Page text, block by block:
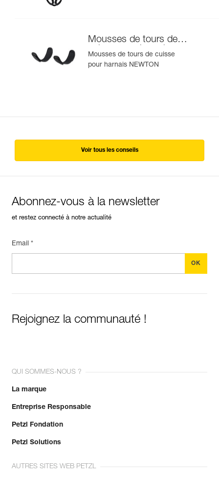
Mousses de tours de
cuisse pour harnais
NEWTON®
Mousses de tours de cuisse
pour harnais NEWTON
Voir tous les conseils
Abonnez-vous à la newsletter
et restez connecté à notre actualité
Email *
Rejoignez la communauté !
QUI SOMMES-NOUS ?
La marque
Entreprise Responsable
Petzl Fondation
Petzl Solutions
AUTRES SITES WEB PETZL